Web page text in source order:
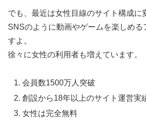
でも、最近は女性目線のサイト構成に
SNSのように動画やゲームを楽しめる
すよ。
徐々に女性の利用者も増えています。
会員数1500万人突破
創設から18年以上のサイト運営実
女性は完全無料